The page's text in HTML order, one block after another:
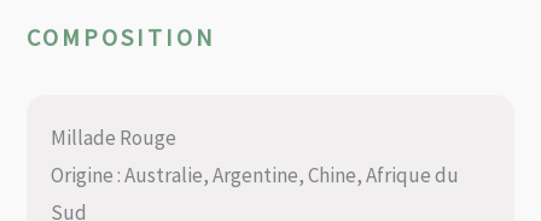
COMPOSITION
Millade Rouge
Origine : Australie, Argentine, Chine, Afrique du
Sud